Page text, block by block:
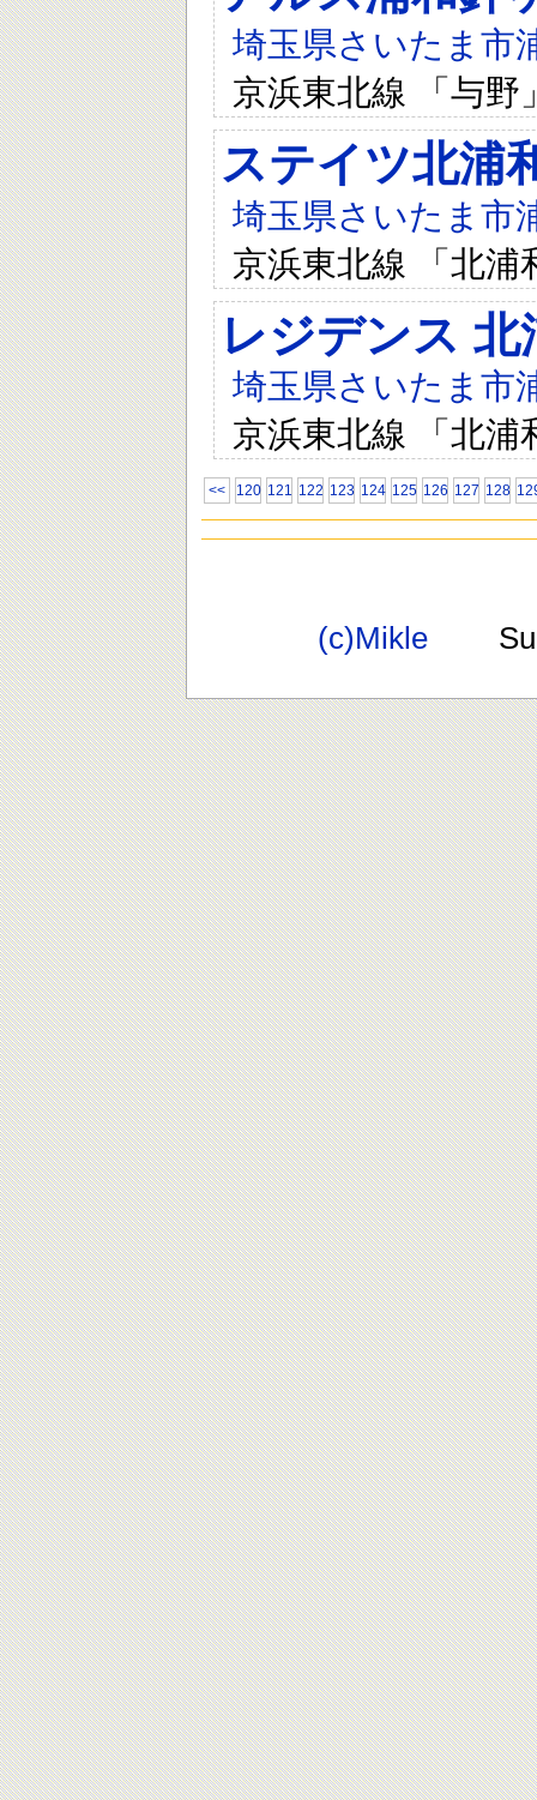
埼玉県さいたま市
京浜東北線 「与野
ステイツ北浦
埼玉県さいたま市
京浜東北線 「北浦
レジデンス 北
埼玉県さいたま市
京浜東北線 「北浦
<< 120 121 122 123 124 125 126 127 128
(c)Mikle